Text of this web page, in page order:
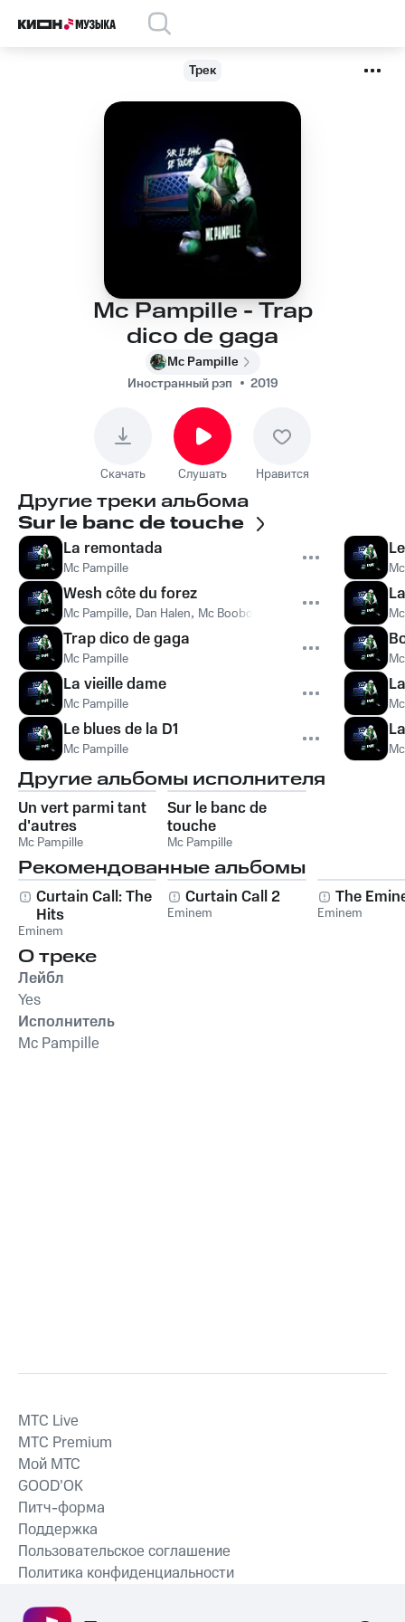
Трек
Mc Pampille - Trap
dico de gaga
Mc Pampille
Иностранный рэп
2019
Скачать Слушать Нравится
Другие треки альбома
Sur le banc de touche
La remontada
Mc Pampille
Wesh côte du forez
Mc Pampille, Dan Halen, Mc Booboul
Trap dico de gaga
Mc Pampille
La vieille dame
Mc Pampille
Le blues de la D1
Mc Pampille
Другие альбомы исполнителя
Un vert parmi tant
d'autres
Mc Pampille
Sur le banc de
touche
Mc Pampille
Рекомендованные альбомы
Curtain Call: The
Hits
Eminem
Curtain Call 2
Eminem
The
Eminem
О треке
Лейбл
Yes
Исполнитель
Mc Pampille
MTС Live
MTС Premium
Мой МТС
GOOD’OK
Питч-форма
Поддержка
Пользовательское соглашение
Политика конфиденциальности